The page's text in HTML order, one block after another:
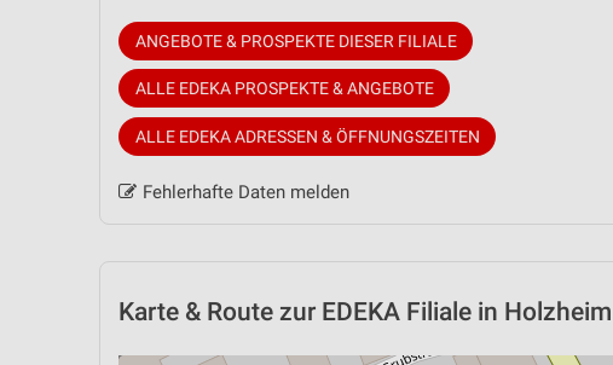
ANGEBOTE & PROSPEKTE DIESER FILIALE
ALLE EDEKA PROSPEKTE & ANGEBOTE
ALLE EDEKA ADRESSEN & ÖFFNUNGSZEITEN
Fehlerhafte Daten melden
Karte & Route zur EDEKA Filiale in